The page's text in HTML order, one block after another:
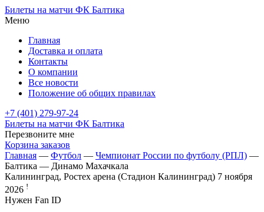
Билеты на матчи ФК Балтика
Меню
Главная
Доставка и оплата
Контакты
О компании
Все новости
Положение об общих правилах
+7 (401) 279-97-24
Билеты на матчи ФК Балтика
Перезвоните мне
Корзина заказов
Главная — Футбол — Чемпионат России по футболу (РПЛ) —
Балтика — Динамо Махачкала
Калининград, Ростех арена (Стадион Калининград) 7 ноября
2026 !
Нужен Fan ID